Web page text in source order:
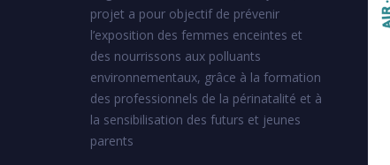
projet a pour objectif de prévenir
l’exposition des femmes enceintes et
des nourrissons aux polluants
environnementaux, grâce à la formation
des professionnels de la périnatalité et à
la sensibilisation des futurs et jeunes
parents